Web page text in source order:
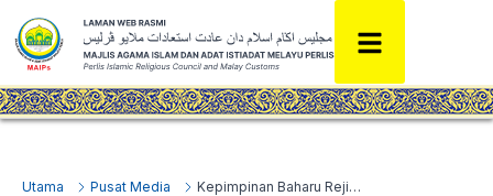
Utama Pusat Media Kepimpinan Baharu Rejimen 504 AW Teruskan Agenda Kesiapsiagaan Pertahanan